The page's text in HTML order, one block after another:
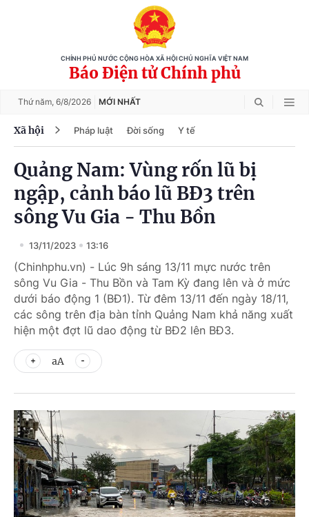
CHÍNH PHỦ NƯỚC CỘNG HÒA XÃ HỘI CHỦ NGHĨA VIỆT NAM
Báo Điện tử Chính phủ
Thứ năm, 6/8/2026 MỚI NHẤT
Xã hội Pháp luật Đời sống Y tế
Quảng Nam: Vùng rốn lũ bị
ngập, cảnh báo lũ BĐ3 trên
sông Vu Gia - Thu Bồn
13/11/2023 13:16
(Chinhphu.vn) - Lúc 9h sáng 13/11 mực nước trên
sông Vu Gia - Thu Bồn và Tam Kỳ đang lên và ở mức
dưới báo động 1 (BĐ1). Từ đêm 13/11 đến ngày 18/11,
các sông trên địa bàn tỉnh Quảng Nam khả năng xuất
hiện một đợt lũ dao động từ BĐ2 lên BĐ3.
aA